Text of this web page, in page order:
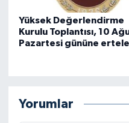
Yüksek Değerlendirme
Kurulu Toplantısı, 10
Pazartesi gününe
Yorumlar